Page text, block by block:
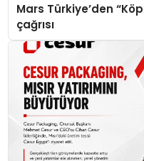
Mars Türkiye’den
çağrısı